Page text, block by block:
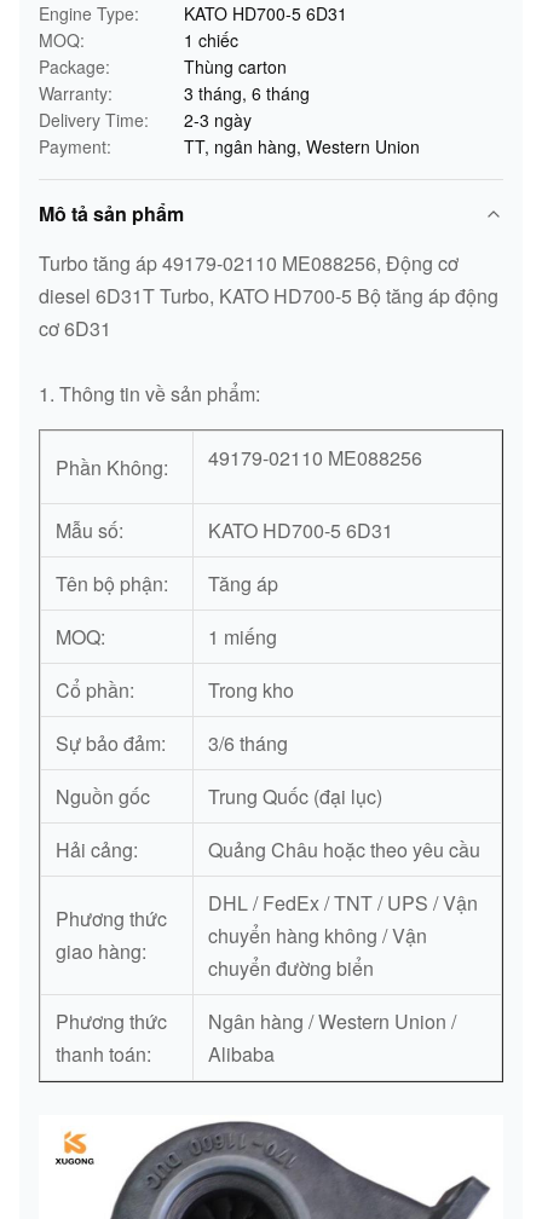
Engine Type:
KATO HD700-5 6D31
MOQ:
1 chiếc
Package:
Thùng carton
Warranty:
3 tháng, 6 tháng
Delivery Time:
2-3 ngày
Payment:
TT, ngân hàng, Western Union
Mô tả sản phẩm
Turbo tăng áp 49179-02110 ME088256, Động cơ
diesel 6D31T Turbo, KATO HD700-5 Bộ tăng áp động
cơ 6D31
1. Thông tin về sản phẩm:
Phần Không: 49179-02110 ME088256
Mẫu số:
KATO HD700-5 6D31
Tên bộ phận:
Tăng áp
MOQ:
1 miếng
Cổ phần:
Trong kho
Sự bảo đảm:
3/6 tháng
Nguồn gốc
Trung Quốc (đại lục)
Hải cảng:
Quảng Châu hoặc theo yêu cầu
Phương thức
giao hàng:
DHL / FedEx / TNT / UPS / Vận
chuyển hàng không / Vận
chuyển đường biển
Phương thức
thanh toán:
Ngân hàng / Western Union /
Alibaba